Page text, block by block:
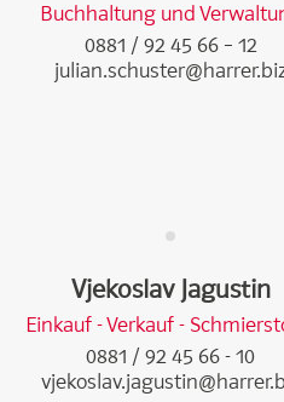
Buchhaltung und
0881 / 92 45 66 – 12
Vjekoslav Jagustin
Einkauf - Verkauf -
0881 / 92 45 66 - 10